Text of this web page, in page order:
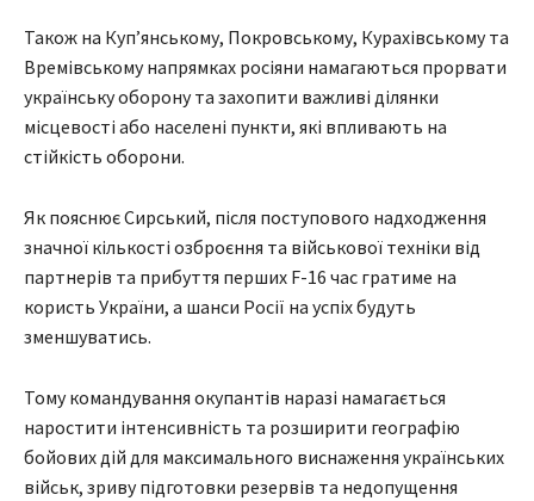
Також на Куп’янському, Покровському, Курахівському та
Времівському напрямках росіяни намагаються прорвати
українську оборону та захопити важливі ділянки
місцевості або населені пункти, які впливають на
стійкість оборони.
Як пояснює Сирський, після поступового надходження
значної кількості озброєння та військової техніки від
партнерів та прибуття перших F-16 час гратиме на
користь України, а шанси Росії на успіх будуть
зменшуватись.
Тому командування окупантів наразі намагається
наростити інтенсивність та розширити географію
бойових дій для максимального виснаження українських
військ, зриву підготовки резервів та недопущення